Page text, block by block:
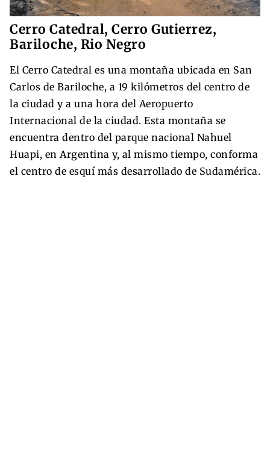
Cerro Catedral, Cerro Gutierrez,
Bariloche, Rio Negro
El Cerro Catedral es una montaña ubicada en San
Carlos de Bariloche, a 19 kilómetros del centro de
la ciudad y a una hora del Aeropuerto
Internacional de la ciudad. Esta montaña se
encuentra dentro del parque nacional Nahuel
Huapi, en Argentina y, al mismo tiempo, conforma
el centro de esquí más desarrollado de Sudamérica.